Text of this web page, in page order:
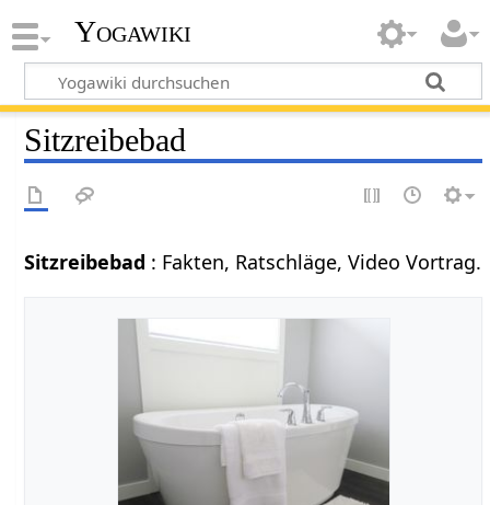
Yogawiki
Sitzreibebad
Sitzreibebad : Fakten, Ratschläge, Video Vortrag.